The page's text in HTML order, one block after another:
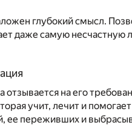
глубокий смысл.
даже самую несчастную
отзывается на его
учит, лечит и помогает
переживших и